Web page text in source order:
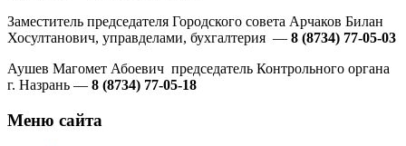
Заместитель председателя Городского совета Арчаков Билан
Хосултанович, управделами, бухгалтерия — 8 (8734) 77-05-03
Аушев Магомет Абоевич председатель Контрольного органа
г. Назрань — 8 (8734) 77-05-18
Меню сайта